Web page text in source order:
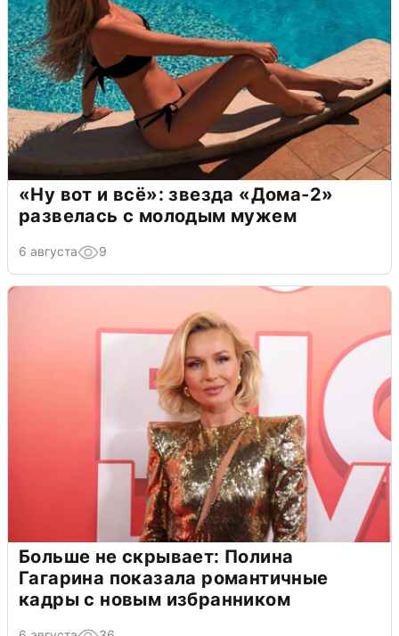
«Ну вот и всё»: звезда «Дома-2»
развелась с молодым мужем
6 августа 9
Больше не скрывает: Полина
Гагарина показала романтичные
кадры с новым избранником